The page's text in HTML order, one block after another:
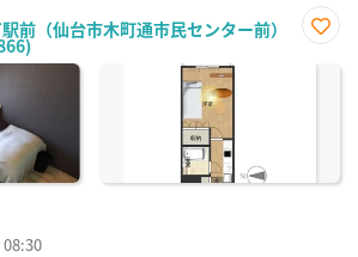
前（仙台市木町通市民センター前）
に入